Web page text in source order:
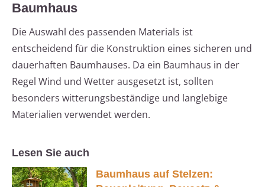
Baumhaus
Die Auswahl des passenden Materials ist
entscheidend für die Konstruktion eines sicheren und
dauerhaften Baumhauses. Da ein Baumhaus in der
Regel Wind und Wetter ausgesetzt ist, sollten
besonders witterungsbeständige und langlebige
Materialien verwendet werden.
Lesen Sie auch
Baumhaus auf Stelzen: